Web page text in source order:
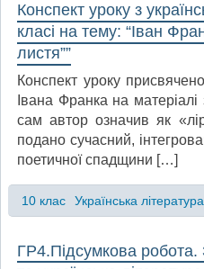
Конспект уроку з
класі на тему: “Іван
листя””
Конспект уроку
Івана Франка на матеріалі
сам автор означив як
подано сучасний,
поетичної спадщини […]
10 клас Українська література
ГР4.Підсумкова робота.